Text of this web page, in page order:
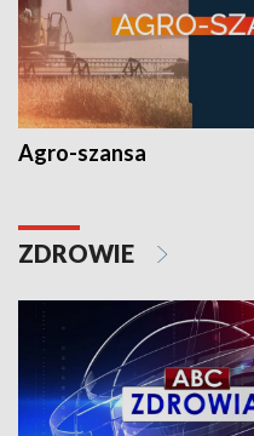
Agro-szansa
ZDROWIE